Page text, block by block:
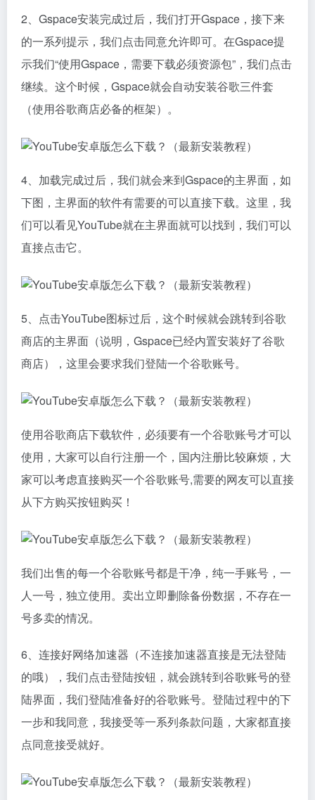
2、Gspace安装完成过后，我们打开Gspace，接下来
的一系列提示，我们点击同意允许即可。在Gspace提
示我们“使用Gspace，需要下载必须资源包”，我们点击
继续。这个时候，Gspace就会自动安装谷歌三件套
（使用谷歌商店必备的框架）。
4、加载完成过后，我们就会来到Gspace的主界面，如
下图，主界面的软件有需要的可以直接下载。这里，我
们可以看见YouTube就在主界面就可以找到，我们可以
直接点击它。
5、点击YouTube图标过后，这个时候就会跳转到谷歌
商店的主界面（说明，Gspace已经内置安装好了谷歌
商店），这里会要求我们登陆一个谷歌账号。
使用谷歌商店下载软件，必须要有一个谷歌账号才可以
使用，大家可以自行注册一个，国内注册比较麻烦，大
家可以考虑直接购买一个谷歌账号,需要的网友可以直接
从下方购买按钮购买！
我们出售的每一个谷歌账号都是干净，纯一手账号，一
人一号，独立使用。卖出立即删除备份数据，不存在一
号多卖的情况。
6、连接好网络加速器（不连接加速器直接是无法登陆
的哦），我们点击登陆按钮，就会跳转到谷歌账号的登
陆界面，我们登陆准备好的谷歌账号。登陆过程中的下
一步和我同意，我接受等一系列条款问题，大家都直接
点同意接受就好。